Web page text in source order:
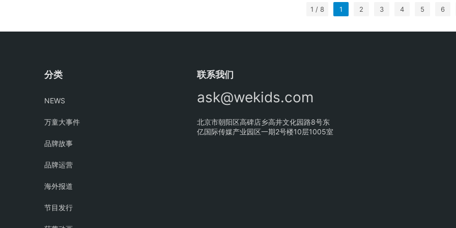
1 / 8 1 2 3 4 5 6
分类
NEWS
万童大事件
品牌故事
品牌运营
海外报道
节目发行
联系我们
ask@wekids.com
北京市朝阳区高碑店乡高井文化园路8号东
亿国际传媒产业园区一期2号楼10层1005室